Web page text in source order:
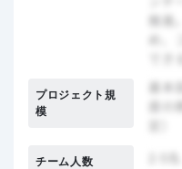
プロジェクト規
模
チーム人数